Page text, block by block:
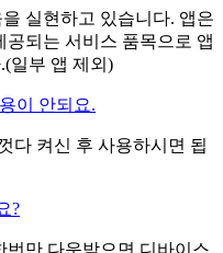
실현하고 있습니다. 앱은
되는 서비스 품목으로 앱
일부 앱 제외)
이 안되요.
다 켜신 후 사용하시면 됩
?